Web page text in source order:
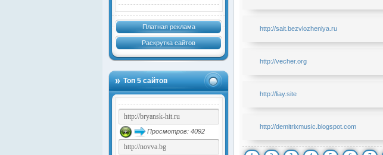
Платная реклама
Раскрутка сайтов
Топ 5 сайтов
Просмотров: 4092
http://sait.bezvlozheniya.ru
http://vecher.org
http://liay.site
http://demitrixmusic.blogspot.com